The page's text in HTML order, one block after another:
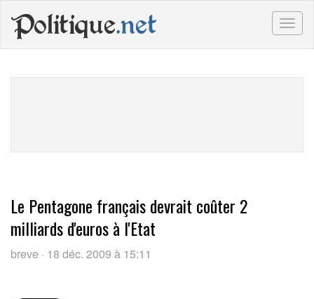
Politique.net
Le Pentagone français devrait coûter 2
milliards d'euros à l'Etat
breve · 18 déc. 2009 à 15:11